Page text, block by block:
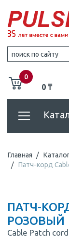
0
0 ₸
Главная
Патч-корд
ПАТЧ-КОРД
РОЗОВЫЙ
Cable Patch